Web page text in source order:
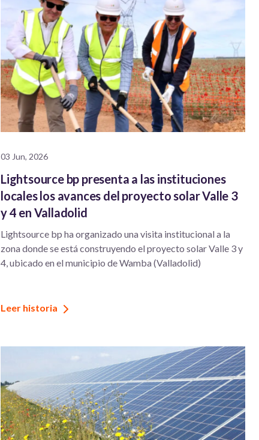
03 Jun, 2026
Lightsource bp presenta a las instituciones
locales los avances del proyecto solar Valle 3
y 4 en Valladolid
Lightsource bp ha organizado una visita institucional a la
zona donde se está construyendo el proyecto solar Valle 3 y
4, ubicado en el municipio de Wamba (Valladolid)
Leer historia